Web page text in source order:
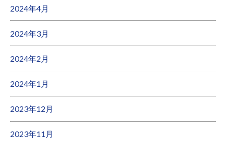
2024年4月
2024年3月
2024年2月
2024年1月
2023年12月
2023年11月